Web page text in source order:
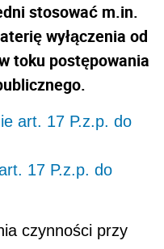
stosować m.in.
wyłączenia od
toku postępowania
art. 17 P.z.p. do
17 P.z.p. do
czynności przy